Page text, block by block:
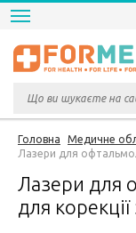
Головна Медичне
Лазери для
Лазери для
для